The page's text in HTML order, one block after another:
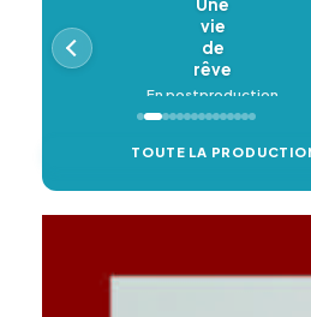
Une
vie
de
rêve
En postproduction
TOUTE LA